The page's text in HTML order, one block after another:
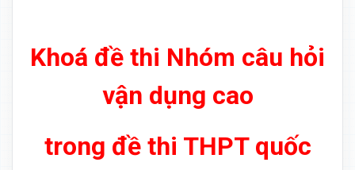
Khoá đề thi Nhóm câu hỏi
vận dụng cao
trong đề thi THPT quốc